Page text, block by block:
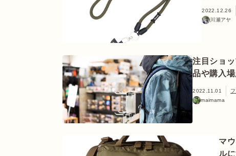
2022.12.26
川瀬アヤ
注目ショ
品や購入場
2022.11.01
maimama
マ
ル